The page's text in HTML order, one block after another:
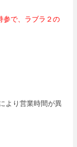
参で、ラブラ２の
より営業時間が異